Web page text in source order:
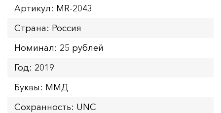
Артикул: MR-2043
Страна: Россия
Номинал: 25 рублей
Год: 2019
Буквы: ММД
Сохранность: UNC